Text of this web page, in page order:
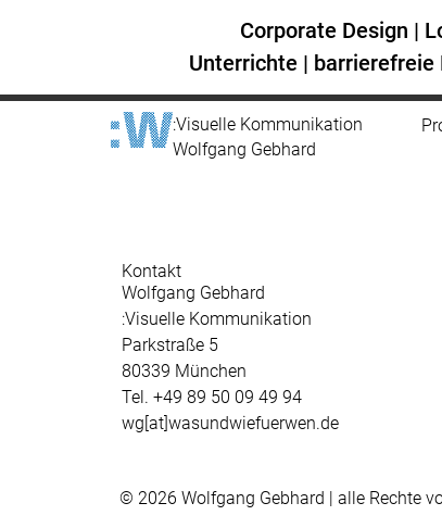
Corporate Design |
Unterrichte | barrierefreie
:Visuelle Kommunikation
Wolfgang Gebhard
Kontakt
Wolfgang Gebhard
:Visuelle Kommunikation
Parkstraße 5
80339 München
Tel. +49 89 50 09 49 94
wg[at]wasundwiefuerwen.de
© 2026 Wolfgang Gebhard | alle Rechte